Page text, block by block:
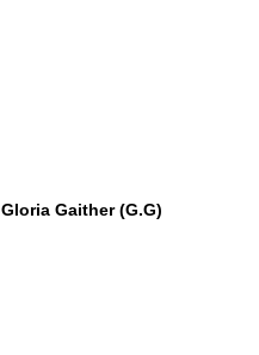
Gloria Gaither (G.G)